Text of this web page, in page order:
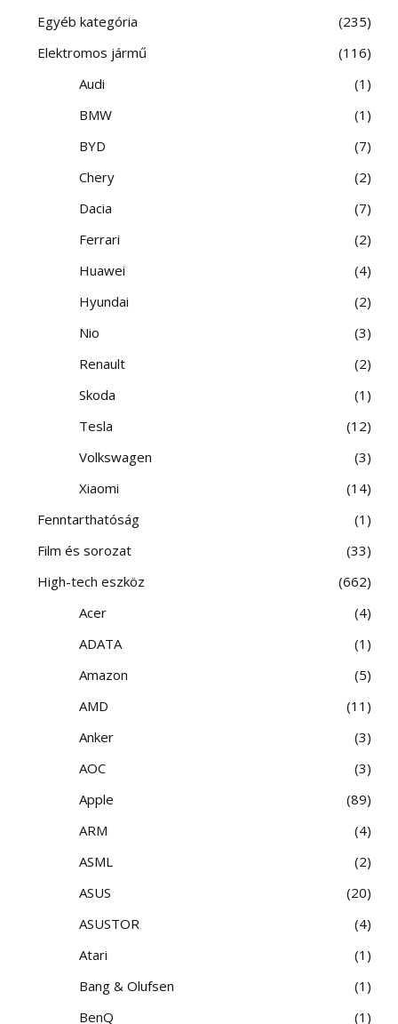
Egyéb kategória
235
Elektromos jármű
116
Audi
1
BMW
1
BYD
7
Chery
2
Dacia
7
Ferrari
2
Huawei
4
Hyundai
2
Nio
3
Renault
2
Skoda
1
Tesla
12
Volkswagen
3
Xiaomi
14
Fenntarthatóság
1
Film és sorozat
33
High-tech eszköz
662
Acer
4
ADATA
1
Amazon
5
AMD
11
Anker
3
AOC
3
Apple
89
ARM
4
ASML
2
ASUS
20
ASUSTOR
4
Atari
1
Bang & Olufsen
1
BenQ
1